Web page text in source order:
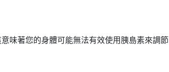
味著您的身體可能無法有效使用胰島素來調節